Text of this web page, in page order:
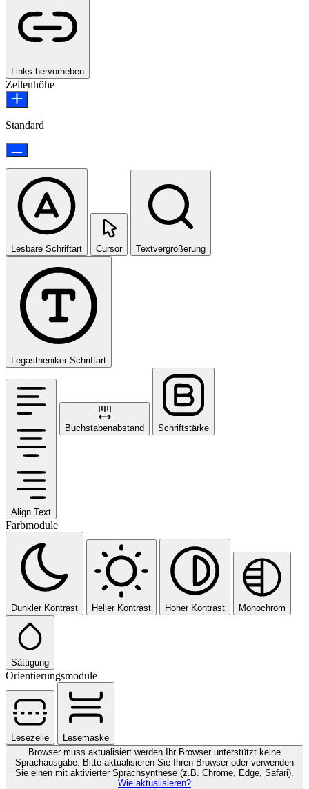
Links hervorheben
Zeilenhöhe
Standard
Lesbare Schriftart Cursor Textvergrößerung
Legastheniker-Schriftart
Align Text
Buchstabenabstand Schriftstärke
Farbmodule
Dunkler Kontrast Heller Kontrast Hoher Kontrast Monochrom
Sättigung
Orientierungsmodule
Lesezeile
Lesemaske
Browser muss aktualisiert werden Ihr Browser unterstützt keine
Sprachausgabe. Bitte aktualisieren Sie Ihren Browser oder verwenden
Sie einen mit aktivierter Sprachsynthese (z.B. Chrome, Edge, Safari).
Wie aktualisieren?